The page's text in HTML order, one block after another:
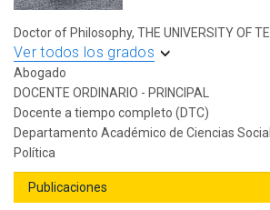
Doctor of Philosophy, THE UNIVERSITY OF
Ver todos los grados
Abogado
DOCENTE ORDINARIO - PRINCIPAL
Docente a tiempo completo (DTC)
Departamento Académico de Ciencias
Política